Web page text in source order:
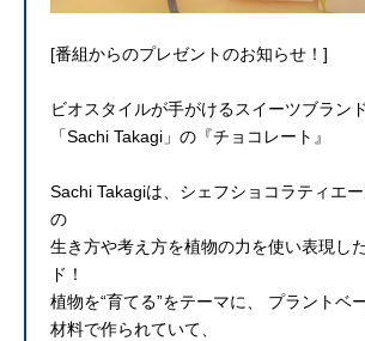
[番組からのプレゼントのお知らせ！]
ビオスタイルが手がけるスイーツブランド
「Sachi Takagi」の『チョコレート』
Sachi Takagiは、シェフショコラティエ
の
生き方や考え方を植物の力を使い表現し
ド！
植物を“育てる”をテーマに、 プラントベ
材料で作られていて、